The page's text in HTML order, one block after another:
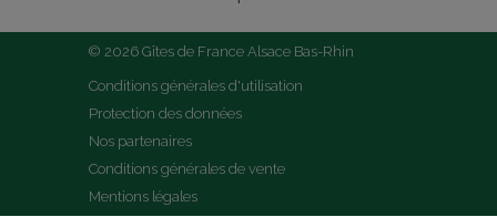
© 2026 Gîtes de France Alsace Bas-Rhin
Conditions générales d'utilisation
Protection des données
Nos partenaires
Conditions générales de vente
Mentions légales